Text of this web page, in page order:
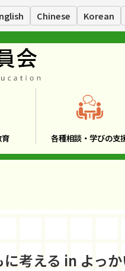
Chinese Korean
各種相談・学びの支
考える in よっ